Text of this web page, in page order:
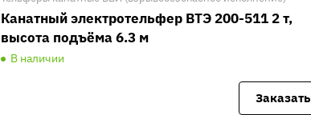
Канатный электротельфер ВТЭ 200-511 2 т,
высота подъёма 6.3 м
В наличии
Заказать